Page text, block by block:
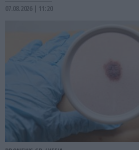
07.08.2026 | 11:20